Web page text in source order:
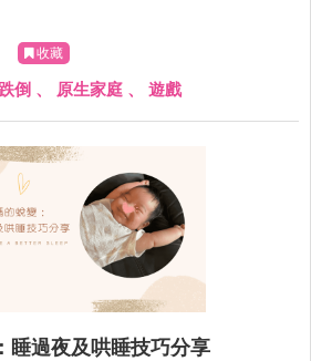
收藏
跌倒 、 原生家庭 、 遊戲
睡過夜及哄睡技巧分享